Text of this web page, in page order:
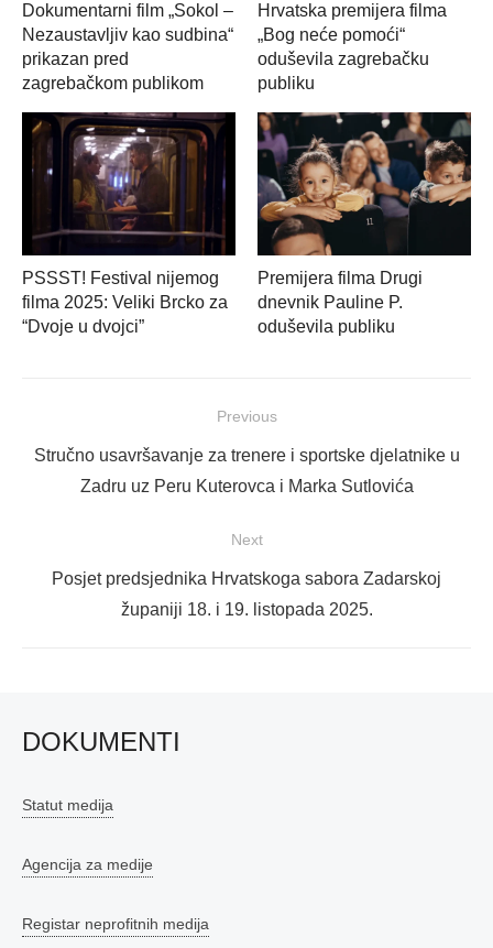
Dokumentarni film „Sokol –
Nezaustavljiv kao sudbina“
prikazan pred
zagrebačkom publikom
Hrvatska premijera filma
„Bog neće pomoći“
oduševila zagrebačku
publiku
PSSST! Festival nijemog
filma 2025: Veliki Brcko za
“Dvoje u dvojci”
Premijera filma Drugi
dnevnik Pauline P.
oduševila publiku
objava
Previous
Previous
Stručno usavršavanje za trenere i sportske djelatnike u
Zadru uz Peru Kuterovca i Marka Sutlovića
Next
NextPosjet predsjednika Hrvatskoga sabora Zadarskoj
županiji 18. i 19. listopada 2025.
DOKUMENTI
Statut medija
Agencija za medije
Registar neprofitnih medija